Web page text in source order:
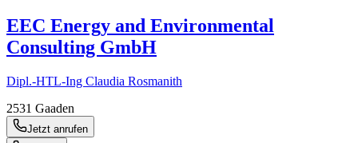
EEC Energy and Environmental
Consulting GmbH
Dipl.-HTL-Ing Claudia Rosmanith
2531 Gaaden
Jetzt anrufen